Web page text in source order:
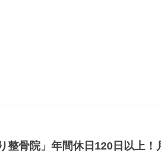
整骨院」年間休日120日以上！